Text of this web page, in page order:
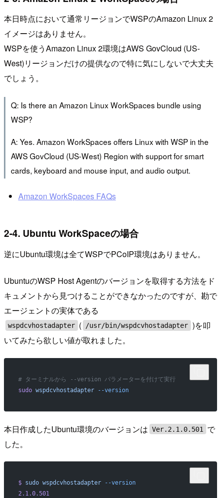
本日時点において通常リージョンでWSPのAmazon Linux 2
イメージはありません。
WSPを使うAmazon Linux 2環境はAWS GovCloud (US-
West)リージョンだけの提供なので特に気にしないで大丈夫
でしょう。
Q: Is there an Amazon Linux WorkSpaces bundle using
WSP?
A: Yes. Amazon WorkSpaces offers Linux with WSP in the
AWS GovCloud (US-West) Region with support for smart
cards, keyboard and mouse input, and audio output.
Amazon WorkSpaces FAQs
2-4. Ubuntu WorkSpaceの場合
逆にUbuntu環境は全てWSPでPCoIP環境はありません。
UbuntuのWSP Host Agentのバージョンを取得する方法をド
キュメントから見つけることができなかったのですが、勘で
エージェントの実体である
wspdcvhostadapter ( /usr/bin/wspdcvhostadapter )を叩
いてみたら欲しい値が取れました。
# ターミナルから --version パラメーターを付けて実行
sudo wspdcvhostadapter --version
本日作成したUbuntu環境のバージョンは Ver.2.1.0.501
で
した。
$ sudo wspdcvhostadapter --version
2.1.0.501